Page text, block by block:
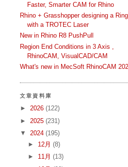
Faster, Smarter CAM for Rhino
Rhino + Grasshopper designing a
with a TROTEC Laser
New in Rhino R8 PushPull
Region End Conditions in 3 Axis ,
RhinoCAM, VisualCAD/CAM
What's new in MecSoft RhinoCAM
文章資料庫
► 2026 (122)
► 2025 (231)
▼ 2024 (195)
► 12月 (8)
► 11月 (13)